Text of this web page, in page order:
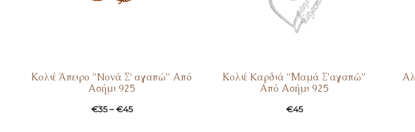
Κολιέ Άπειρο ”Nονά Σ’ αγαπώ” Από
Ασήμι 925
€35 – €45
Κολιέ Kαρδιά ”Μαμά Σ’αγαπώ”
Από Ασήμι 925
€45